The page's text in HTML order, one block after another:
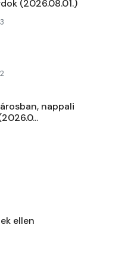
(2026.08.01.)
nappali
ellen